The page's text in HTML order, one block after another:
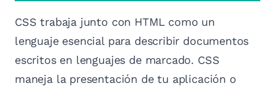
CSS trabaja junto con HTML como un
lenguaje esencial para describir documentos
escritos en lenguajes de marcado. CSS
maneja la presentación de tu aplicación o